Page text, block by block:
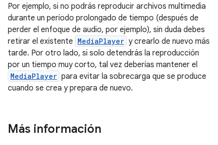
Por ejemplo, si no podrás reproducir archivos multimedia
durante un período prolongado de tiempo (después de
perder el enfoque de audio, por ejemplo), sin duda debes
retirar el existente MediaPlayer y crearlo de nuevo más
tarde. Por otro lado, si solo detendrás la reproducción
por un tiempo muy corto, tal vez deberías mantener el
MediaPlayer para evitar la sobrecarga que se produce
cuando se crea y prepara de nuevo.
Más información